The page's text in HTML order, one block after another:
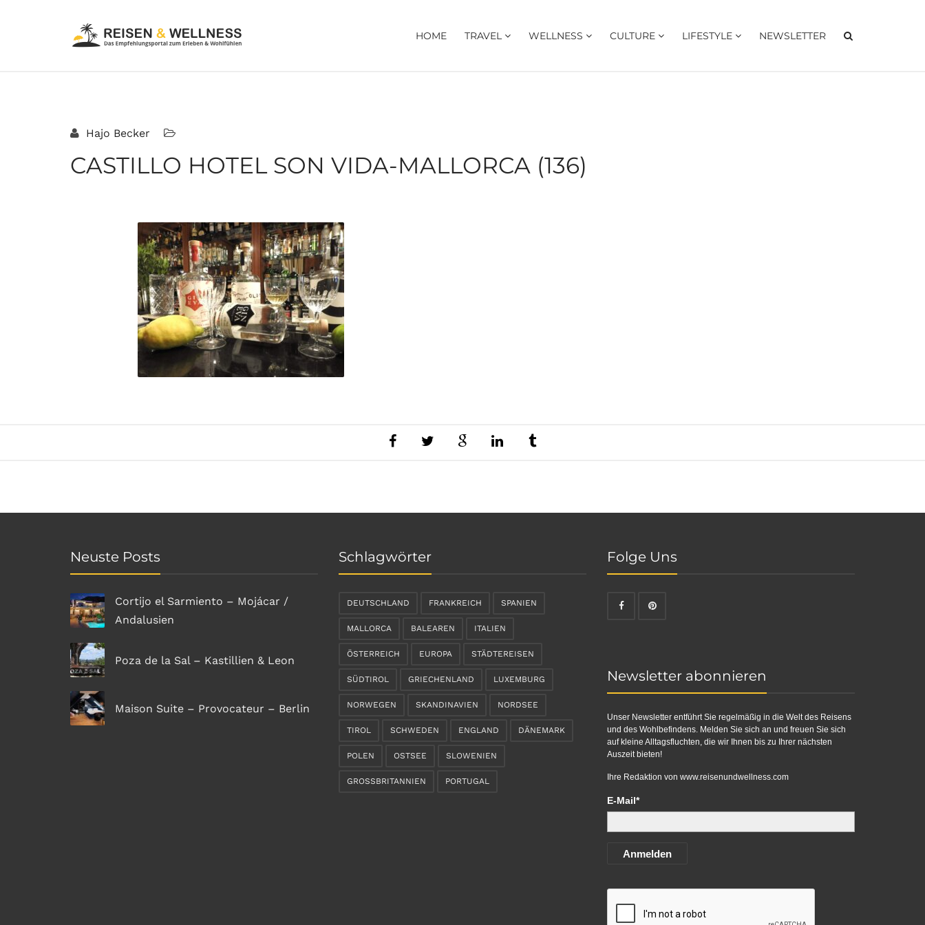
HOME TRAVEL WELLNESS CULTURE LIFESTYLE NEWSLETTER
Hajo Becker
CASTILLO HOTEL SON VIDA-MALLORCA (136)
Neuste Posts
Cortijo el Sarmiento – Mojácar /
Andalusien
Poza de la Sal – Kastillien & Leon
Maison Suite – Provocateur – Berlin
Schlagwörter
DEUTSCHLAND FRANKREICH SPANIEN
MALLORCA BALEAREN ITALIEN
ÖSTERREICH EUROPA STÄDTEREISEN
SÜDTIROL GRIECHENLAND LUXEMBURG
NORWEGEN SKANDINAVIEN NORDSEE
TIROL SCHWEDEN ENGLAND DÄNEMARK
POLEN OSTSEE SLOWENIEN
GROSSBRITANNIEN PORTUGAL
Folge Uns
Newsletter abonnieren
Unser Newsletter entführt Sie regelmäßig in die Welt des Reisens
und des Wohlbefindens. Melden Sie sich an und freuen Sie sich
auf kleine Alltagsfluchten, die wir Ihnen bis zu Ihrer nächsten
Auszeit bieten!
Ihre Redaktion von www.reisenundwellness.com
E-Mail*
Anmelden